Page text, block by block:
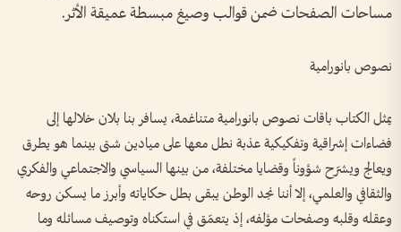
مساحات الصفحات ضمن قوالب وصيغ مبسطة عميقة الأثر.
نصوص بانورامية
يمثل الكتاب باقات نصوص بانورامية متناغمة، يسافر بنا بلان خلالها إلى
فضاءات إشراقية وتفكيكية عذبة نطل معها على ميادين شتى بينما هو يطرق
ويعالج ويشرّح شؤوناً وقضايا مختلفة، من بينها السياسي والاجتماعي والفكري
والثقافي والعلمي، إلا أننا نجد الوطن يبقى بطل حكاياته وأبرز ما يسكن روحه
وعقله وقلبه وصفحات مؤلفه، إذ يتعمّق في استكناه وتوصيف مسائله وما